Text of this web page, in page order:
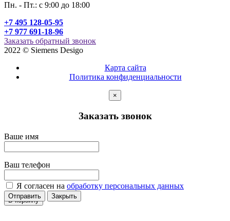
В корзину
Пн. - Пт.: c 9:00 до 18:00
+7 495 128-05-95
+7 977 691-18-96
Заказать обратный звонок
2022 © Siemens Desigo
Карта сайта
Политика конфиденциальности
×
Заказать звонок
Ваше имя
Ваш телефон
Я согласен на обработку персональных данных
Отправить Закрыть